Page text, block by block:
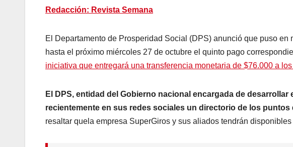
Redacción: Revista Semana
El Departamento de Prosperidad Social (DPS) anunció que puso
hasta el próximo miércoles 27 de octubre el quinto pago
iniciativa que entregará una transferencia monetaria de $76.000 a
El DPS, entidad del Gobierno nacional encargada de
recientemente en sus redes sociales un directorio de los
resaltar quela empresa SuperGiros y sus aliados tendrán